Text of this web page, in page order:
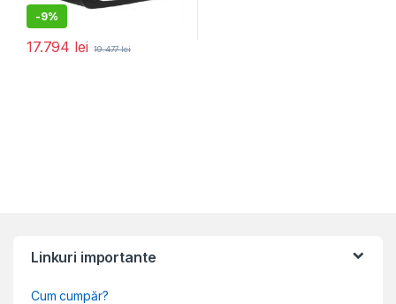
-9%
17.794 lei 19.477lei
Linkuri importante
Cum cumpăr?